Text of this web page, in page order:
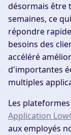
désormais être
semaines, ce
répondre
besoins des
accéléré
d'importantes
multiples
Les
Application
aux employés